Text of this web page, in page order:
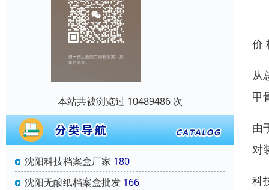
本站共被浏览过 10489486 次
沈阳科技档案盒厂家 180
沈阳无酸纸档案盒批发 166
价
从
甲
由
对
科